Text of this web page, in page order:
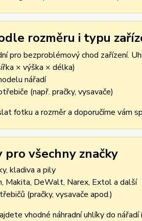
rozměru i typu
pro bezproblémový chod zařízení.
× výška × délka)
nářadí
(např. pračky, vysavače)
fotku a rozměr a doporučíme vám
pro všechny značky
kladiva a pily
Makita, DeWalt, Narex, Extol a další
(pračky, vysavače apod.)
vhodné náhradní uhlíky do nářadí